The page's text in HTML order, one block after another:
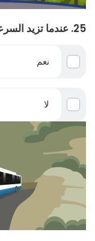
25. عندما تزيد السرعة ، أزيد في مسافة الأمان :
نعم
لا